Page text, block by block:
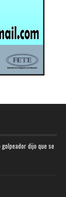
dijo que se